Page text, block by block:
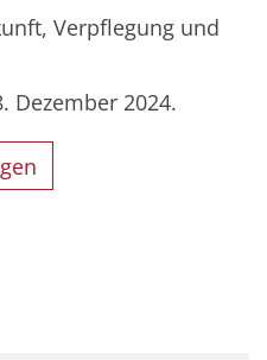
Verpflegung und
Dezember 2024.